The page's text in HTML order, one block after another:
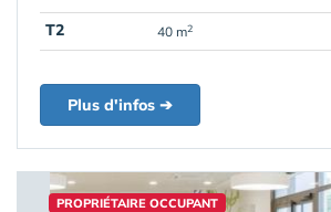
T2 40 m2
Plus d'infos ➔
PROPRIÉTAIRE OCCUPANT